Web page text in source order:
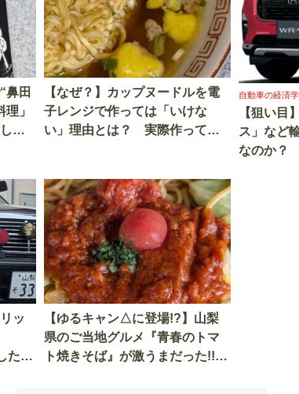
鼻田
」
【なぜ？】カップヌードルを電
子レンジで作っては「いけな
い」理由とは？ 実際作ってみ
自動車の経済学
【狙い目
ス」など
なのか？
ッ
た最
【ゆるキャン△に登場!?】山梨
県のご当地グルメ『青春のトマ
ト焼きそば』が激うまだった!!